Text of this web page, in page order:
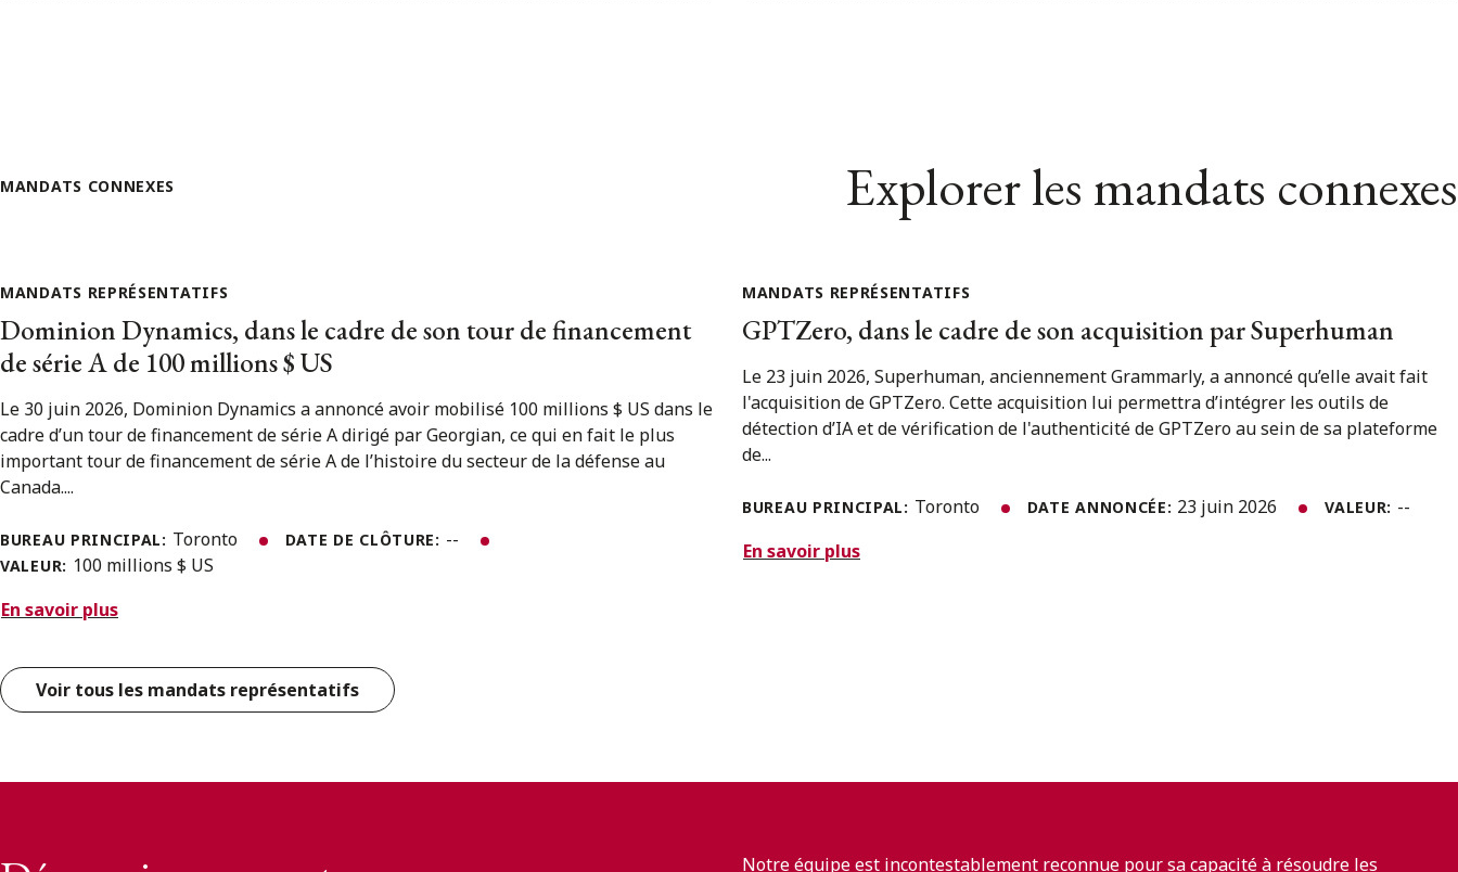
MANDATS CONNEXES Explorer les mandats connexes
MANDATS REPRÉSENTATIFS
Dominion Dynamics, dans le cadre de son tour de financement
de série A de 100 millions $ US
Le 30 juin 2026, Dominion Dynamics a annoncé avoir mobilisé 100 millions $ US dans le
cadre d’un tour de financement de série A dirigé par Georgian, ce qui en fait le plus
important tour de financement de série A de l’histoire du secteur de la défense au
Canada....
BUREAU PRINCIPAL: Toronto DATE DE CLÔTURE: --
VALEUR: 100 millions $ US
En savoir plus
MANDATS REPRÉSENTATIFS
GPTZero, dans le cadre de son acquisition par Superhuman
Le 23 juin 2026, Superhuman, anciennement Grammarly, a annoncé qu’elle avait fait
l'acquisition de GPTZero. Cette acquisition lui permettra d’intégrer les outils de
détection d’IA et de vérification de l'authenticité de GPTZero au sein de sa plateforme
de...
BUREAU PRINCIPAL: Toronto DATE ANNONCÉE: 23 juin 2026 VALEUR: --
En savoir plus
Voir tous les mandats représentatifs
Notre équipe est incontestablement reconnue pour sa capacité à résoudre les